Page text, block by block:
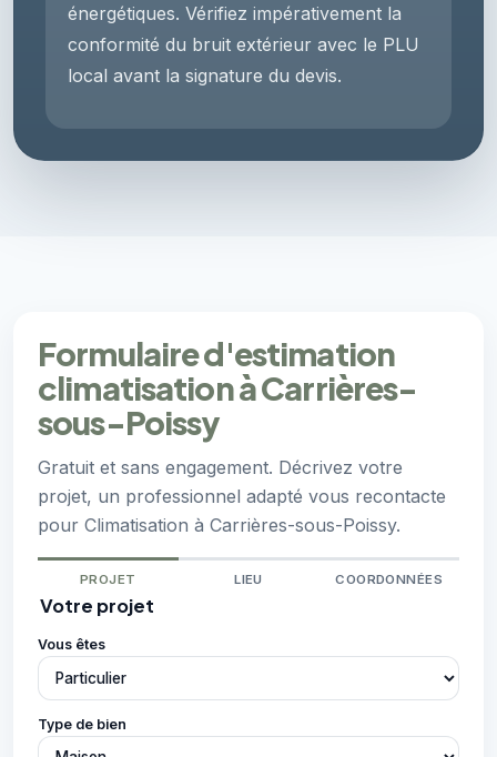
énergétiques. Vérifiez impérativement la
conformité du bruit extérieur avec le PLU
local avant la signature du devis.
Formulaire d'estimation
climatisation à Carrières-
sous-Poissy
Gratuit et sans engagement. Décrivez votre
projet, un professionnel adapté vous recontacte
pour Climatisation à Carrières-sous-Poissy.
PROJET LIEU COORDONNÉES
Votre projet
Vous êtes
Type de bien